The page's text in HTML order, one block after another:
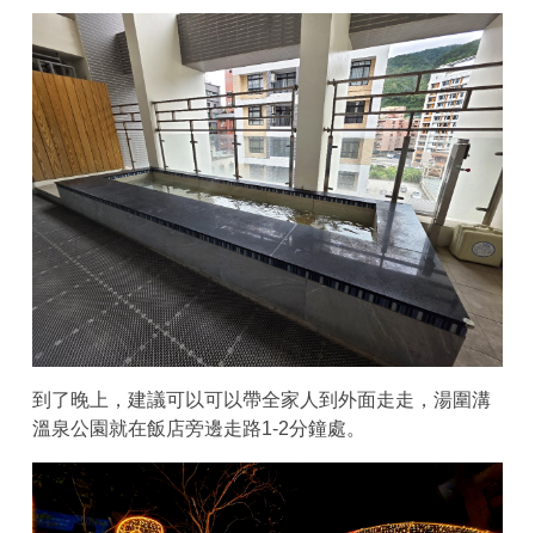
到了晚上，建議可以可以帶全家人到外面走走，湯圍溝
溫泉公園就在飯店旁邊走路1-2分鐘處。